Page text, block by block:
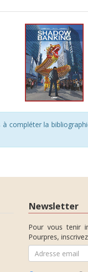
compléter la
Newsletter
Pour vous tenir
Pourpres,